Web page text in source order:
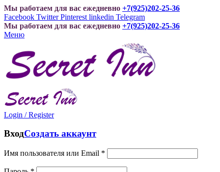
Мы работаем для вас ежедневно +7(925)202-25-36
Facebook Twitter Pinterest linkedin Telegram
Мы работаем для вас ежедневно +7(925)202-25-36
Меню
Login / Register
ВходСоздать аккаунт
Имя пользователя или Email *